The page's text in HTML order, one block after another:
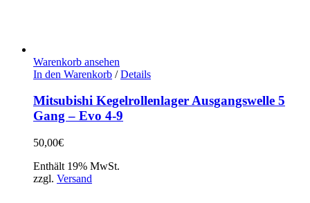
Warenkorb ansehen
In den Warenkorb / Details
Mitsubishi Kegelrollenlager Ausgangswelle 5
Gang – Evo 4-9
50,00€
Enthält 19% MwSt.
zzgl. Versand